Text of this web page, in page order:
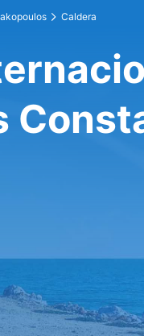
Caldera